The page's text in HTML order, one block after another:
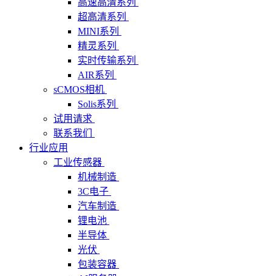
超高清系列
MINI系列
精灵系列
实时传输系列
AIR系列
sCMOS相机
Solis系列
试用请求
联系我们
行业应用
工业传感器
机械制造
3C电子
汽车制造
锂电池
半导体
光伏
包装容器